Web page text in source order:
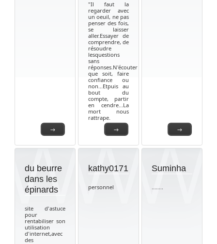
→ →
"Il faut la
regarder avec
un oeuil, ne pas
penser des fois,
se laisser
aller.Essayer de
comprendre, de
résoudre
lesquestions
sans
réponses.N'écouter
que soit, faire
confiance ou
non...Etpuis au
bout du
compte, partir
en cendre...La
mort nous
rattrape.
→
du beurre
dans les
épinards
site d'astuce
pour
rentabiliser son
utilisation
d'internet,avec
des
kathy0171
personnel
Suminha
........